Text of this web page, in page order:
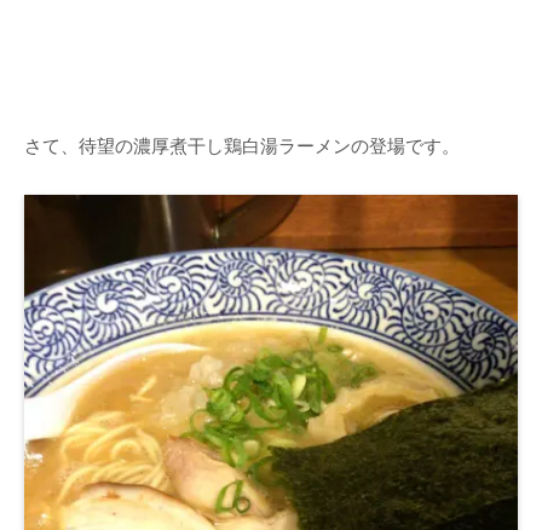
さて、待望の濃厚煮干し鶏白湯ラーメンの登場です。